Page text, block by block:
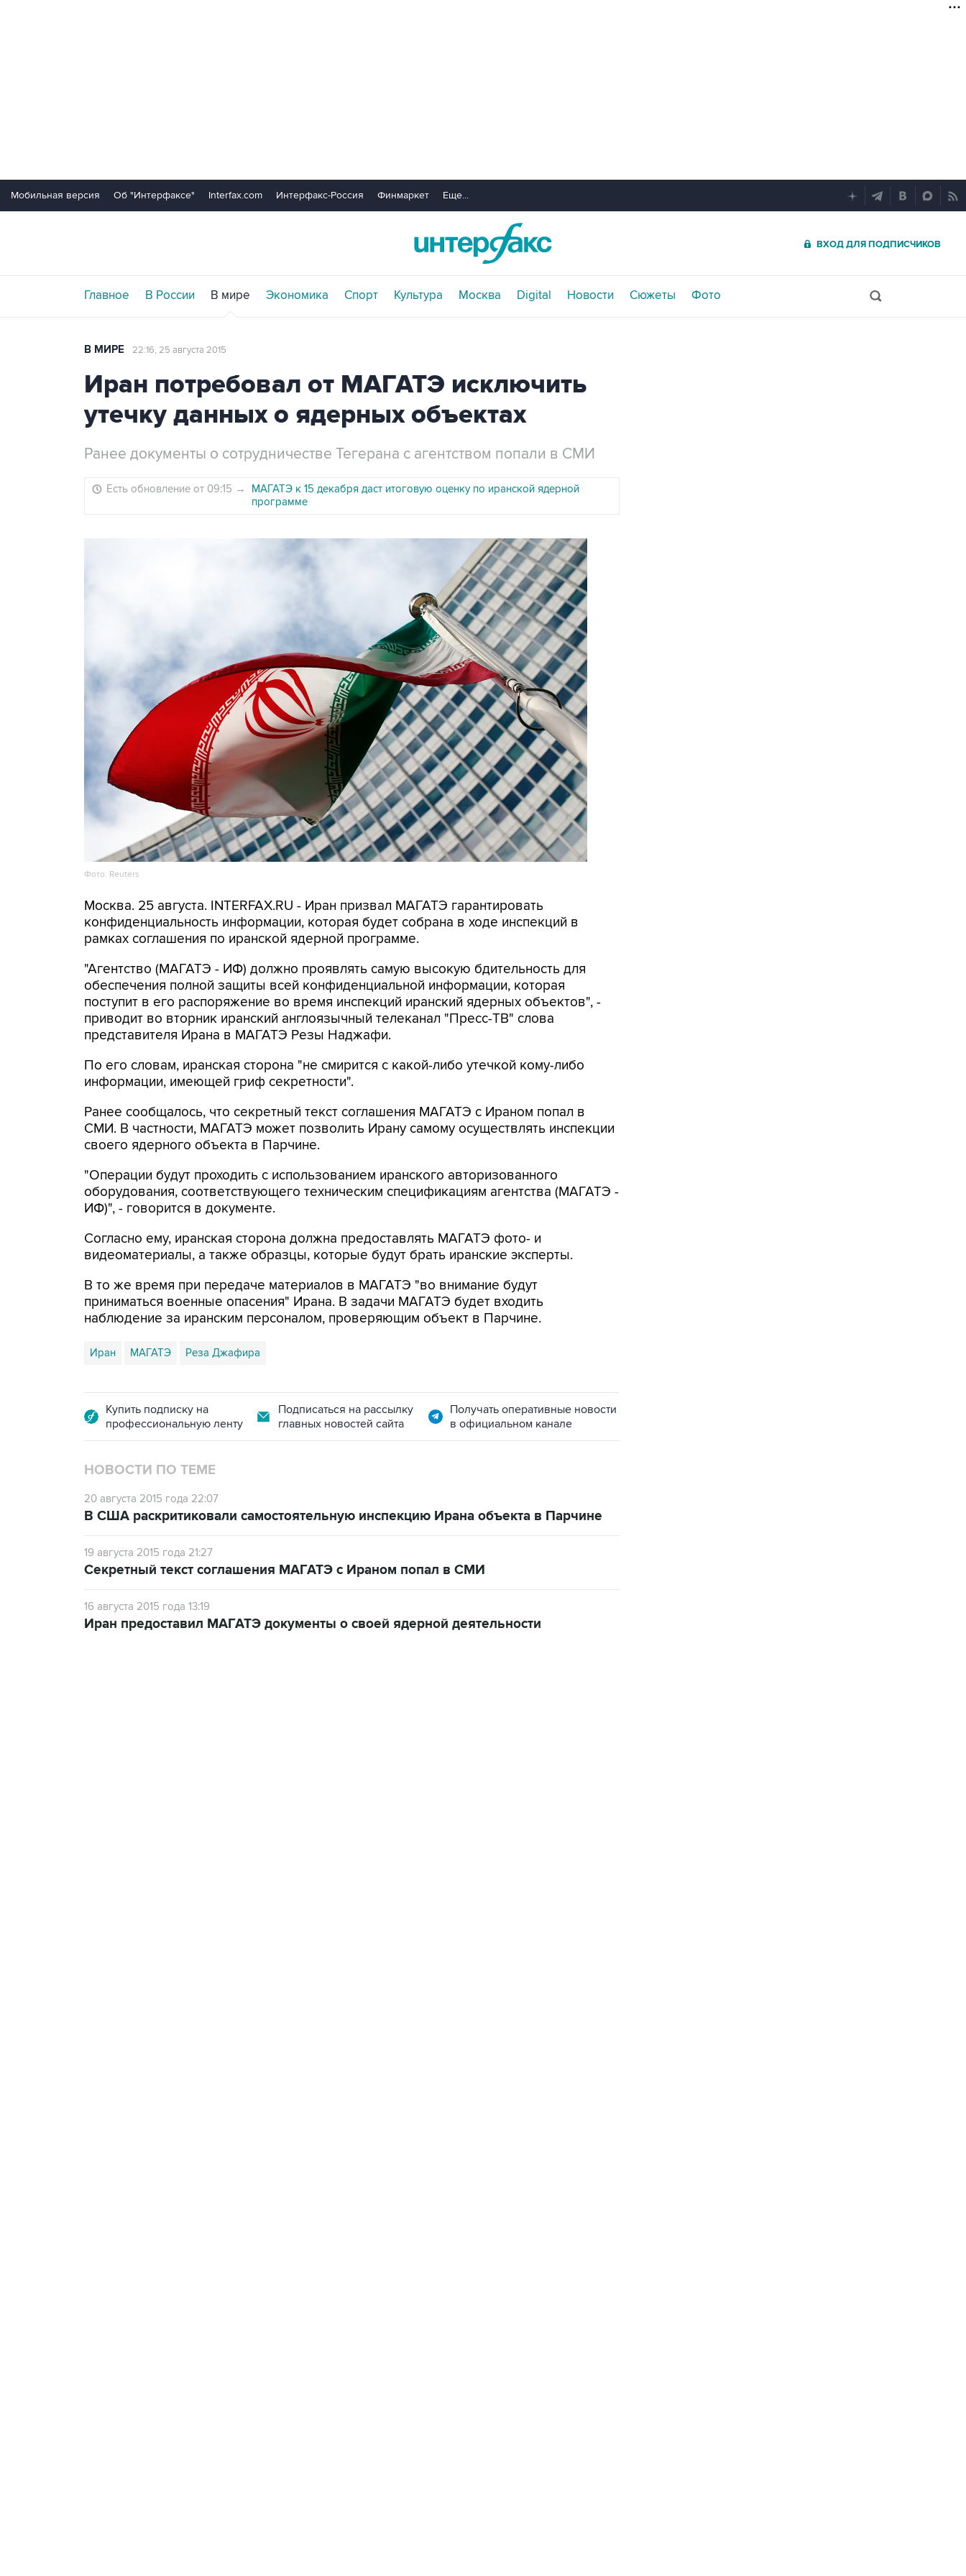
Мобильная версия Об "Интерфаксе" Interfax.com Интерфакс-Россия Финмаркет Еще...
ВХОД ДЛЯ ПОДПИСЧИКОВ
Главное В России В мире Экономика Спорт Культура Москва Digital Новости Сюжеты Фото
В МИРЕ 22:16, 25 августа 2015
Иран потребовал от МАГАТЭ исключить
утечку данных о ядерных объектах
Ранее документы о сотрудничестве Тегерана с агентством попали в СМИ
Есть обновление от 09:15 →
МАГАТЭ к 15 декабря даст итоговую оценку по иранской ядерной
программе
Фото: Reuters
Москва. 25 августа. INTERFAX.RU - Иран призвал МАГАТЭ гарантировать
конфиденциальность информации, которая будет собрана в ходе инспекций в
рамках соглашения по иранской ядерной программе.
"Агентство (МАГАТЭ - ИФ) должно проявлять самую высокую бдительность для
обеспечения полной защиты всей конфиденциальной информации, которая
поступит в его распоряжение во время инспекций иранский ядерных объектов", -
приводит во вторник иранский англоязычный телеканал "Пресс-ТВ" слова
представителя Ирана в МАГАТЭ Резы Наджафи.
По его словам, иранская сторона "не смирится с какой-либо утечкой кому-либо
информации, имеющей гриф секретности".
Ранее сообщалось, что секретный текст соглашения МАГАТЭ с Ираном попал в
СМИ. В частности, МАГАТЭ может позволить Ирану самому осуществлять инспекции
своего ядерного объекта в Парчине.
"Операции будут проходить с использованием иранского авторизованного
оборудования, соответствующего техническим спецификациям агентства (МАГАТЭ -
ИФ)", - говорится в документе.
Согласно ему, иранская сторона должна предоставлять МАГАТЭ фото- и
видеоматериалы, а также образцы, которые будут брать иранские эксперты.
В то же время при передаче материалов в МАГАТЭ "во внимание будут
приниматься военные опасения" Ирана. В задачи МАГАТЭ будет входить
наблюдение за иранским персоналом, проверяющим объект в Парчине.
Иран МАГАТЭ Реза Джафира
Купить подписку на
профессиональную ленту
Подписаться на рассылку
главных новостей сайта
Получать оперативные новости
в официальном канале
НОВОСТИ ПО ТЕМЕ
20 августа 2015 года 22:07
В США раскритиковали самостоятельную инспекцию Ирана объекта в Парчине
19 августа 2015 года 21:27
Секретный текст соглашения МАГАТЭ с Ираном попал в СМИ
16 августа 2015 года 13:19
Иран предоставил МАГАТЭ документы о своей ядерной деятельности